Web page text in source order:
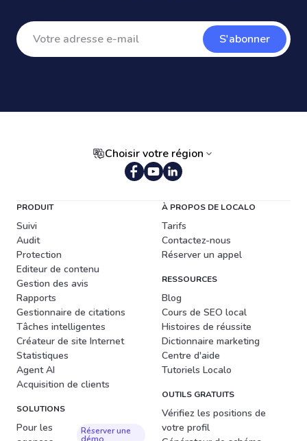
S'abonner
Choisir votre région
PRODUIT
Suivi
Audit
Protection
Editeur de contenu
Gestion des avis
Rapports
Gestionnaire de citations
Tâches intelligentes
Créateur de site Internet
Statistiques
Agent AI
Acquisition de clients
SOLUTIONS
Pour les
Réserver une
À PROPOS DE LOCALO
Tarifs
Contactez-nous
Réserver un appel
RESSOURCES
Blog
Cours de SEO local
Histoires de réussite
Dictionnaire marketing
Centre d'aide
Tutoriels Localo
OUTILS GRATUITS
Vérifiez les positions de
votre profil